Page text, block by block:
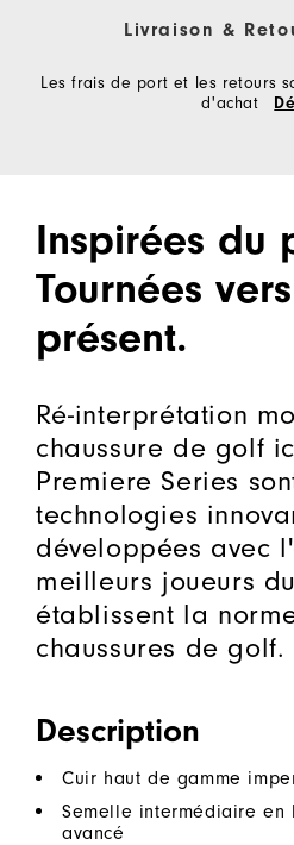
Livraison &
Les frais de port et les retours
d'achat
Inspirées du
Tournées
présent.
Ré-interprétation
chaussure de golf
Premiere Series
technologies
développées avec
meilleurs joueurs
établissent la
chaussures de golf.
Description
Cuir haut de gamme
Semelle intermédiaire en
avancé